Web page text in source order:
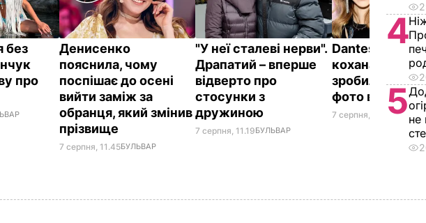
без
про
Денисенко
пояснила, чому
поспішає до осені
вийти заміж за
обранця, який змінив
прізвище
7 серпня, 11.45БУЛЬВАР
"У неї сталеві нерви".
Драпатий – вперше
відверто про
стосунки з
дружиною
7 серпня, 11.19БУЛЬВАР
Dantes і його
кохана
зробили
фото в ліфті
7 серпня, 10.20БУЛЬВАР
4
5не